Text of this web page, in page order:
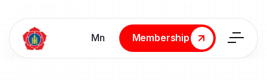
Мn
Membership
Membership